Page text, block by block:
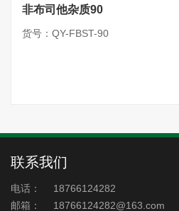
非布司他杂质90
货号：QY-FBST-90
联系我们
电话：
18766124282
邮箱：
18766124282@163.com